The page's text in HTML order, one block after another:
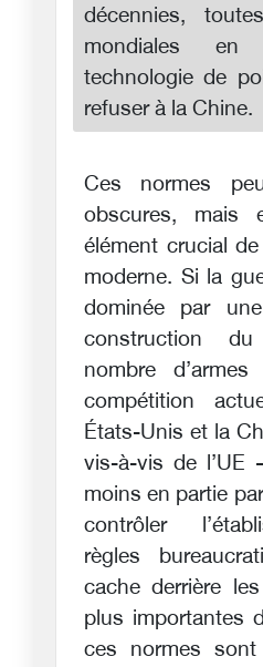
décennies,
mondiales
technologie de
refuser à la Chine.
Ces normes
obscures, mais
élément crucial
moderne. Si la
dominée par
construction
nombre
compétition
États-Unis et la
vis-à-vis de l’UE
moins en partie
contrôler
règles
cache derrière
plus importantes
ces normes